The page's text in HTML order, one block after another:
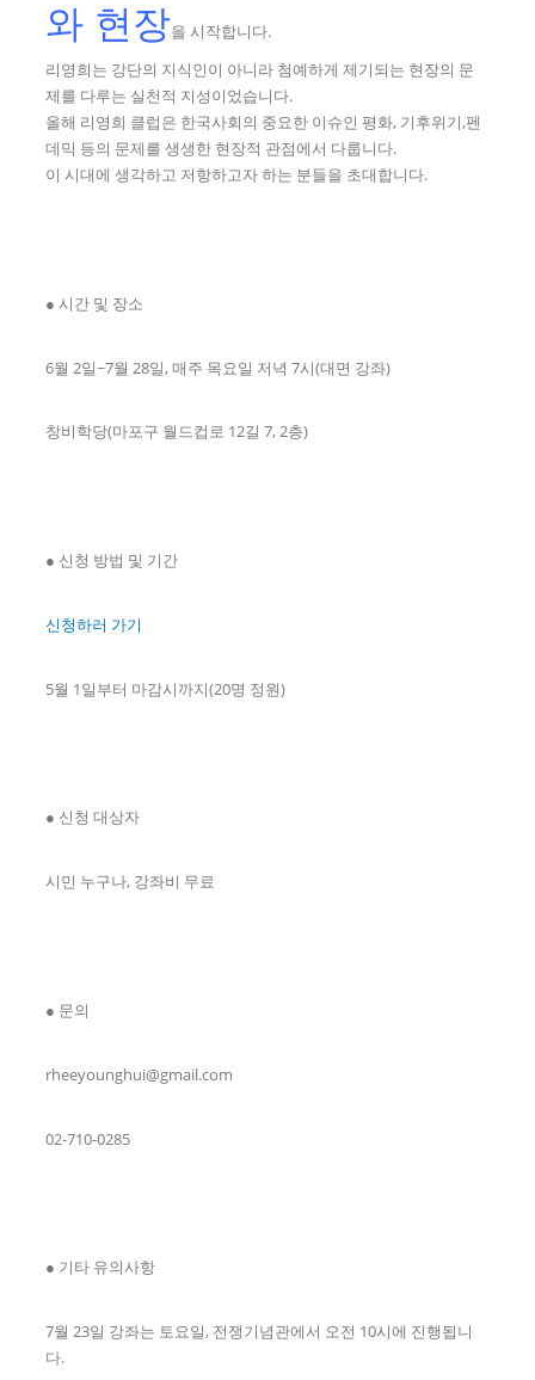
와 현장을 시작합니다.
리영희는 강단의 지식인이 아니라 첨예하게 제기되는 현장의 문
제를 다루는 실천적 지성이었습니다.
올해 리영희 클럽은 한국사회의 중요한 이슈인 평화, 기후위기,펜
데믹 등의 문제를 생생한 현장적 관점에서 다룹니다.
이 시대에 생각하고 저항하고자 하는 분들을 초대합니다.
● 시간 및 장소
6월 2일~7월 28일, 매주 목요일 저녁 7시(대면 강좌)
창비학당(마포구 월드컵로 12길 7, 2층)
● 신청 방법 및 기간
신청하러 가기
5월 1일부터 마감시까지(20명 정원)
● 신청 대상자
시민 누구나, 강좌비 무료
● 문의
rheeyounghui@gmail.com
02-710-0285
● 기타 유의사항
7월 23일 강좌는 토요일, 전쟁기념관에서 오전 10시에 진행됩니
다.